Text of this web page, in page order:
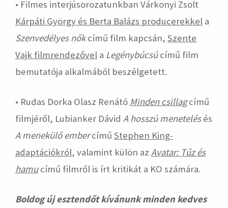
• Filmes interjúsorozatunkban Várkonyi Zsolt
Kárpáti György és Berta Balázs producerekkel a
Szenvedélyes nőkcímű film kapcsán, Szente
Vajk filmrendezővel a Legénybúcsúcímű film
bemutatója alkalmából beszélgetett.
• Rudas Dorka Olasz Renátó Minden csillagcímű
filmjéről, Lubianker Dávid A hosszú menetelésés
A menekülő embercímű Stephen King-
adaptációkról, valamint külön az Avatar: Tűz és
hamucímű filmről is írt kritikát a KO számára.
Boldog új esztendőt kívánunk minden kedves